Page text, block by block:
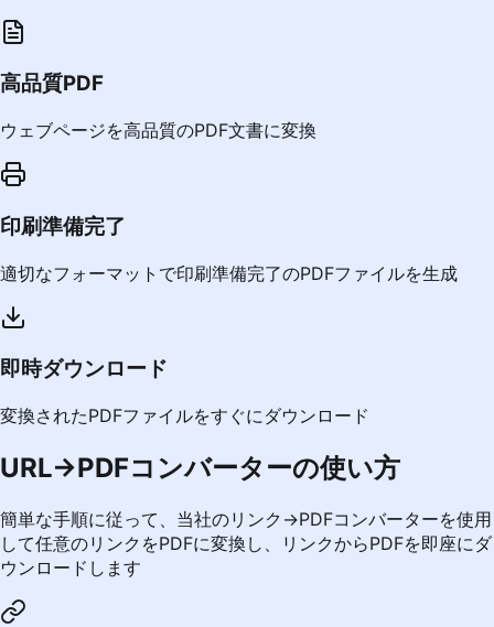
高品質PDF
ウェブページを高品質のPDF文書に変換
印刷準備完了
適切なフォーマットで印刷準備完了のPDFファイルを生成
即時ダウンロード
変換されたPDFファイルをすぐにダウンロード
URL→PDFコンバーターの使い方
簡単な手順に従って、当社のリンク→PDFコンバーターを使用
して任意のリンクをPDFに変換し、リンクからPDFを即座にダ
ウンロードします